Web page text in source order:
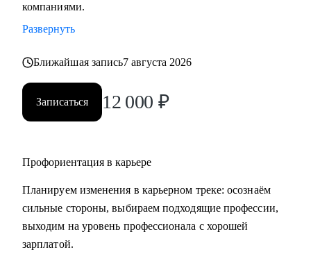
• Основные направления:
- IT (разработка, тестирование, администрирование,
- DataScience и аналитика, Машинное обучение и
Компьютерное зрение,
- Digital (маркетологи, дизайнеры, исследователи,
редакторы, smm)
- Managment (Project, Product, Operations, Middle & C-level)
Про мой опыт:
• Преодолела свой личный стеклянный потолок и стала
Операционным директором после годового перерыва от
full-time занятости.
компаниями.
Развернуть
Ближайшая запись7 августа 2026
Записаться 12 000 ₽
Профориентация в карьере
Планируем изменения в карьерном треке: осознаём
сильные стороны, выбираем подходящие профессии,
выходим на уровень профессионала с хорошей
зарплатой.